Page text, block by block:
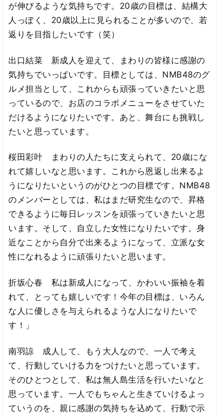
が伸びるような気持ちです。20歳の目標は、結構大
人っぽく、20歳以上に見られることが多いので、若
返りを目指したいです（笑）
出口結菜 新成人を迎えて、まわりの皆様に感謝の
気持ちでいっぱいです。目標としては、NMB48のグ
ルメ担当として、これからも頑張っていきたいと思
っているので、お店のコラボメニューをさせていた
だけるようになりたいです。あと、舞台にも挑戦し
たいと思っています。
桜田彩叶 まわりの人たちに支えられて、20歳にな
れて嬉しいなと思います。これから恩返し出来るよ
うになりたいというのがひとつの目標です。NMB48
のメンバーとしては、私はまだ研究生なので、昇格
できるように毎日レッスンを頑張っていきたいと思
います。そして、自立した女性になりたいです。身
近なことから自分で出来るようになって、立派な女
性になれるように頑張りたいと思います。
折坂心春 私は新成人になって、かわいい振袖を着
れて、とっても嬉しいです！今年の目標は、いろん
な人に優しさを与えられるような人になりたいで
す！」
南羽諒 成人して、もう大人なので、一人で考え
て、行動していける力をつけたいと思っています。
そのひとつとして、私は無人島生活を行いたいなと
思っています。一人でもちゃんと生きていけるよっ
ていうのを、親に感謝の気持ちを込めて、行動で示